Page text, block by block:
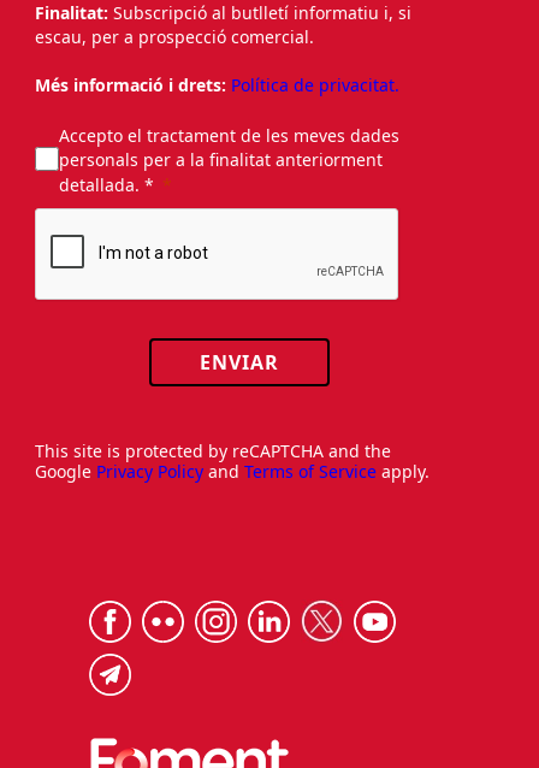
Finalitat: Subscripció al butlletí informatiu i, si
escau, per a prospecció comercial.
Més informació i drets: Política de privacitat.
Accepto el tractament de les meves dades
personals per a la finalitat anteriorment
detallada. *
ENVIAR
This site is protected by reCAPTCHA and the
Google Privacy Policy and Terms of Service apply.